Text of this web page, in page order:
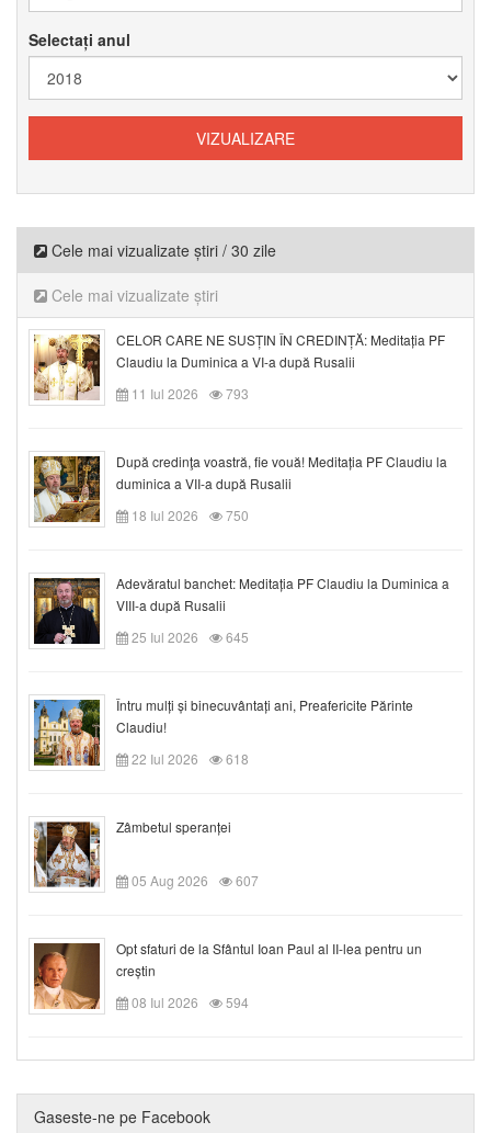
Selectați anul
Cele mai vizualizate știri / 30 zile
Cele mai vizualizate știri
CELOR CARE NE SUSȚIN ÎN CREDINȚĂ: Meditația PF
Claudiu la Duminica a VI-a după Rusalii
11 Iul 2026
793
După credinţa voastră, fie vouă! Meditația PF Claudiu la
duminica a VII-a după Rusalii
18 Iul 2026
750
Adevăratul banchet: Meditația PF Claudiu la Duminica a
VIII-a după Rusalii
25 Iul 2026
645
Întru mulți și binecuvântați ani, Preafericite Părinte
Claudiu!
22 Iul 2026
618
Zâmbetul speranței
05 Aug 2026 607
Opt sfaturi de la Sfântul Ioan Paul al II-lea pentru un
creștin
08 Iul 2026
594
Gaseste-ne pe Facebook